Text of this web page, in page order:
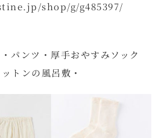
shop/g/g485397/
パンツ・厚手おやすみソック
トンの風呂敷・